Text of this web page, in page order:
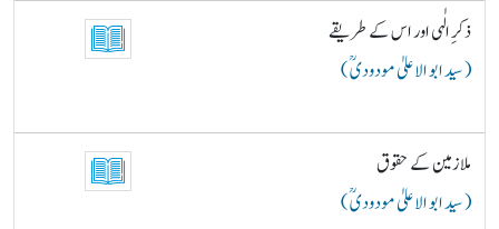
ذکرِ الٰہی اور اس کے طریقے
( سید ابو الاعلیٰ مودودیؒ )
ملازمین کے حقوق
( سید ابو الاعلیٰ مودودیؒ )